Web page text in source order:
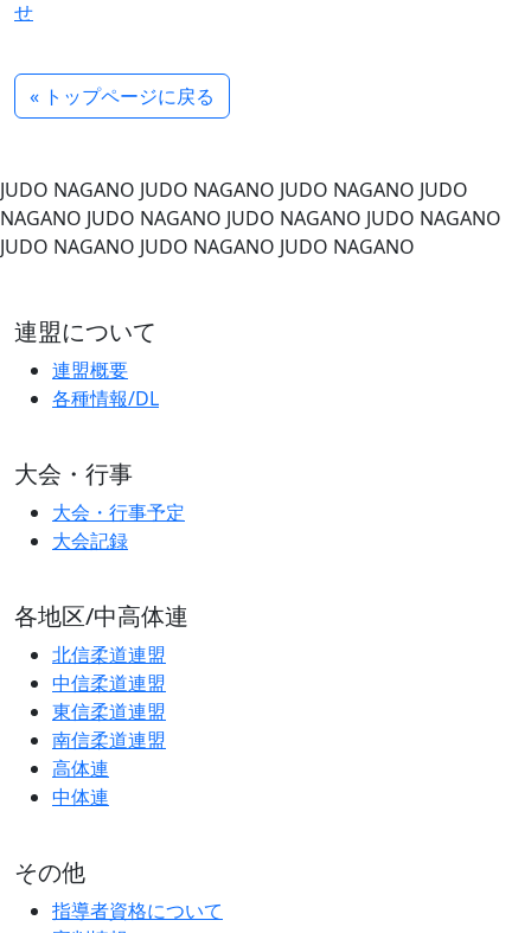
せ
« トップページに戻る
JUDO NAGANO JUDO NAGANO JUDO NAGANO JUDO
NAGANO JUDO NAGANO JUDO NAGANO JUDO NAGANO
JUDO NAGANO JUDO NAGANO JUDO NAGANO
連盟について
連盟概要
各種情報/DL
大会・行事
大会・行事予定
大会記録
各地区/中高体連
北信柔道連盟
中信柔道連盟
東信柔道連盟
南信柔道連盟
高体連
中体連
その他
指導者資格について